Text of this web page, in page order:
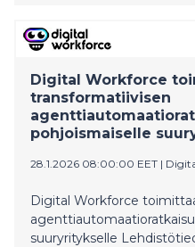
Digital Workforce
transformatiivisen
pohjoismaiselle
28.1.2026 08:00:00 EET |
Digital Workforce
suuryritykselle